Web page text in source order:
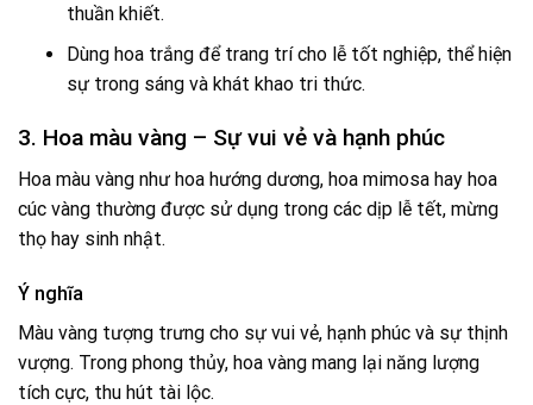
thuần khiết.
Dùng hoa trắng để trang trí cho lễ tốt nghiệp, thể hiện
sự trong sáng và khát khao tri thức.
3. Hoa màu vàng – Sự vui vẻ và hạnh phúc
Hoa màu vàng như hoa hướng dương, hoa mimosa hay hoa
cúc vàng thường được sử dụng trong các dịp lễ tết, mừng
thọ hay sinh nhật.
Ý nghĩa
Màu vàng tượng trưng cho sự vui vẻ, hạnh phúc và sự thịnh
vượng. Trong phong thủy, hoa vàng mang lại năng lượng
tích cực, thu hút tài lộc.